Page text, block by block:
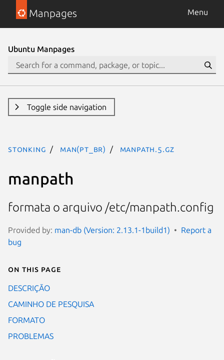
Manpages Menu
Ubuntu Manpages
Toggle side navigation
stonking man(pt_BR) manpath.5.gz
manpath
formata o arquivo /etc/manpath.config
Provided by: man-db (Version: 2.13.1-1build1)
Report a
bug
On this page
DESCRIÇÃO
CAMINHO DE PESQUISA
FORMATO
PROBLEMAS